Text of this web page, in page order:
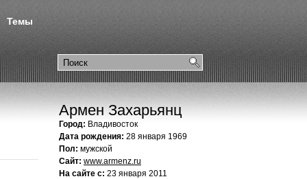
Темы
Армен Захарьянц
Город: Владивосток
Дата рождения: 28 января 1969
Пол: мужской
Сайт: www.armenz.ru
На сайте с: 23 января 2011